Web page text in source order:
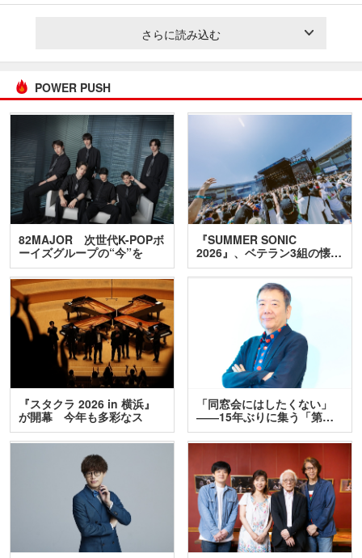
さらに読み込む
POWER PUSH
82MAJOR 次世代K-POPボ
ーイズグループの“今”を
訊…
『SUMMER SONIC
2026』、ベテラン3組の懐…
『スタクラ 2026 in 横浜』
が開幕 今年も多彩なス
テ…
「同窓会にはしたくない」
――15年ぶりに集う「第…